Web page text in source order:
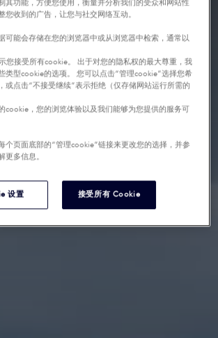
其功能，方便您使用，衡量并分析我们的受众和网站性
您收到的广告，让您与社交网络互动。
可能会存储在您的浏览器中或从浏览器中检索，通常以
您接受所有cookie。 出于对您的隐私权的最大尊重，我
类型cookie的选项。 您可以点击“管理cookie”选择您希
或点击“不接受继续”表示拒绝（仅存储网站运行所需的
cookie，您的浏览体验以及我们能够为您提供的服务可
个页面底部的“管理cookie”链接来更改您的选择，并参
更多信息。
设置 接受所有 Cookie